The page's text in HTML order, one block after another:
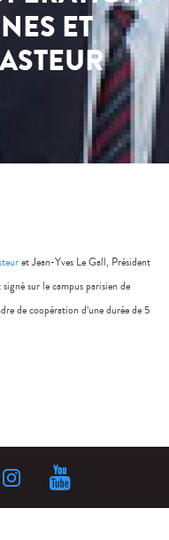
ET
et Jean-Yves Le Gall, Président
sur le campus parisien de
de coopération d’une durée de 5